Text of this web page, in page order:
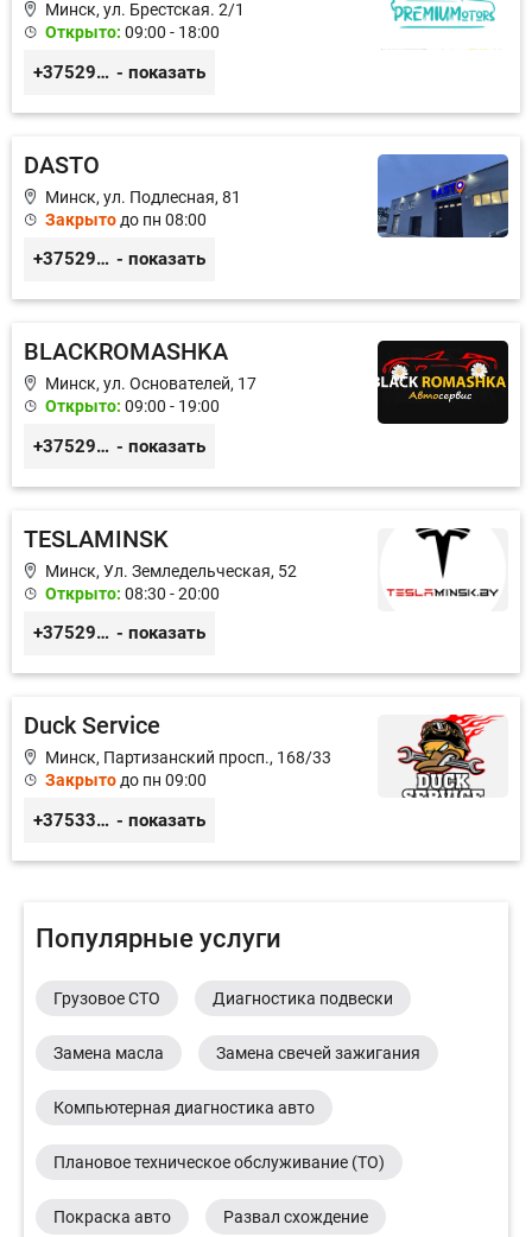
Минск, ул. Брестская. 2/1
Открыто: 09:00 - 18:00
+375296380035 - показать
DASTO
Минск, ул. Подлесная, 81
Закрыто до пн 08:00
+375296606560 - показать
BLACKROMASHKA
Минск, ул. Основателей, 17
Открыто: 09:00 - 19:00
+375296651188 - показать
TESLAMINSK
Минск, Ул. Земледельческая, 52
Открыто: 08:30 - 20:00
+375291335101 - показать
Duck Service
Минск, Партизанский просп., 168/33
Закрытодо пн 09:00
+375333416710 - показать
Популярные услуги
Грузовое СТО Диагностика подвески
Замена масла Замена свечей зажигания
Компьютерная диагностика авто
Плановое техническое обслуживание (ТО)
Покраска авто Развал схождение